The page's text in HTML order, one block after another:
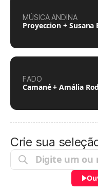
MÚSICA ANDINA
Proyeccion +
FADO
Camané + Amália
Crie sua